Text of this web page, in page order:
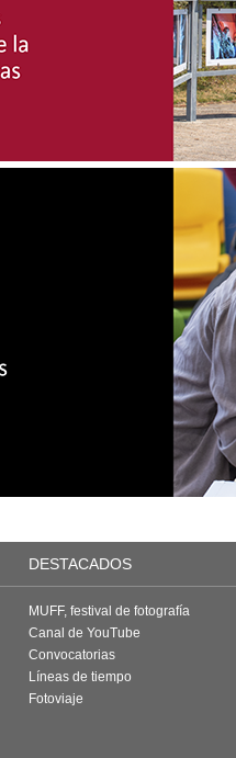
DESTACADOS
MUFF, festival de fotografía
Canal de YouTube
Convocatorias
Líneas de tiempo
Fotoviaje